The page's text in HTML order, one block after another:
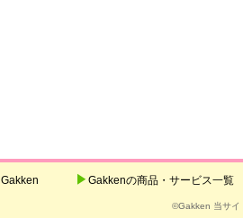
Gakken Gakkenの商品・サービス一覧
©Gakken 当サイ